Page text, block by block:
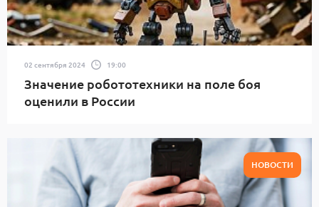
02 сентября 2024 19:00
Значение робототехники на поле боя
оценили в России
НОВОСТИ